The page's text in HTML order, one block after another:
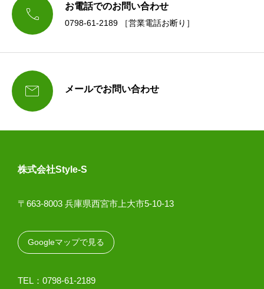
 お電話でのお問い合わせ
0798-61-2189 ［営業電話お断り］
 メールでお問い合わせ
株式会社Style-S
〒663-8003 兵庫県西宮市上大市5-10-13
Googleマップで見る
TEL：0798-61-2189